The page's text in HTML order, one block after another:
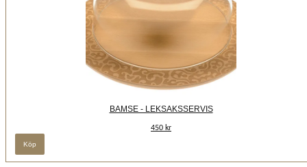
BAMSE - LEKSAKSSERVIS
450 kr